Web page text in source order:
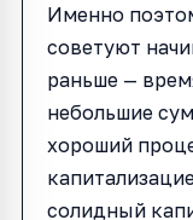
Именно
советуют
раньше —
небольшие
хороший
солидный